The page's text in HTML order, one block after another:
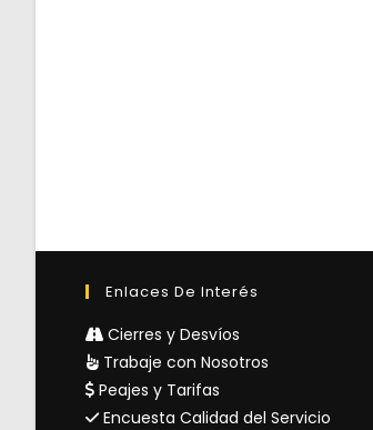
Enlaces De Interés
Cierres y Desvíos
Trabaje con Nosotros
Peajes y Tarifas
Encuesta Calidad del Servicio